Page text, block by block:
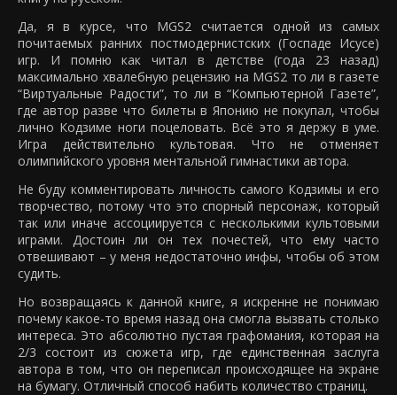
Да, я в курсе, что MGS2 считается одной из самых
почитаемых ранних постмодернистских (Госпаде Исусе)
игр. И помню как читал в детстве (года 23 назад)
максимально хвалебную рецензию на MGS2 то ли в газете
“Виртуальные Радости”, то ли в “Компьютерной Газете”,
где автор разве что билеты в Японию не покупал, чтобы
лично Кодзиме ноги поцеловать. Всё это я держу в уме.
Игра действительно культовая. Что не отменяет
олимпийского уровня ментальной гимнастики автора.
Не буду комментировать личность самого Кодзимы и его
творчество, потому что это спорный персонаж, который
так или иначе ассоциируется с несколькими культовыми
играми. Достоин ли он тех почестей, что ему часто
отвешивают – у меня недостаточно инфы, чтобы об этом
судить.
Но возвращаясь к данной книге, я искренне не понимаю
почему какое-то время назад она смогла вызвать столько
интереса. Это абсолютно пустая графомания, которая на
2/3 состоит из сюжета игр, где единственная заслуга
автора в том, что он переписал происходящее на экране
на бумагу. Отличный способ набить количество страниц.